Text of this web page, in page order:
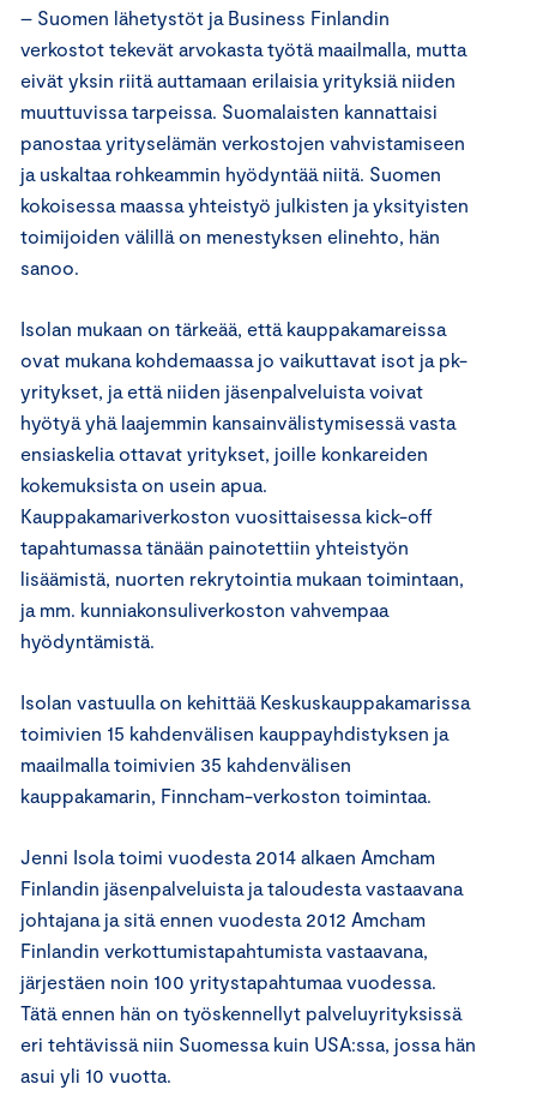
– Suomen lähetystöt ja Business Finlandin
verkostot tekevät arvokasta työtä maailmalla, mutta
eivät yksin riitä auttamaan erilaisia yrityksiä niiden
muuttuvissa tarpeissa. Suomalaisten kannattaisi
panostaa yrityselämän verkostojen vahvistamiseen
ja uskaltaa rohkeammin hyödyntää niitä. Suomen
kokoisessa maassa yhteistyö julkisten ja yksityisten
toimijoiden välillä on menestyksen elinehto, hän
sanoo.
Isolan mukaan on tärkeää, että kauppakamareissa
ovat mukana kohdemaassa jo vaikuttavat isot ja pk-
yritykset, ja että niiden jäsenpalveluista voivat
hyötyä yhä laajemmin kansainvälistymisessä vasta
ensiaskelia ottavat yritykset, joille konkareiden
kokemuksista on usein apua.
Kauppakamariverkoston vuosittaisessa kick-off
tapahtumassa tänään painotettiin yhteistyön
lisäämistä, nuorten rekrytointia mukaan toimintaan,
ja mm. kunniakonsuliverkoston vahvempaa
hyödyntämistä.
Isolan vastuulla on kehittää Keskuskauppakamarissa
toimivien 15 kahdenvälisen kauppayhdistyksen ja
maailmalla toimivien 35 kahdenvälisen
kauppakamarin, Finncham-verkoston toimintaa.
Jenni Isola toimi vuodesta 2014 alkaen Amcham
Finlandin jäsenpalveluista ja taloudesta vastaavana
johtajana ja sitä ennen vuodesta 2012 Amcham
Finlandin verkottumistapahtumista vastaavana,
järjestäen noin 100 yritystapahtumaa vuodessa.
Tätä ennen hän on työskennellyt palveluyrityksissä
eri tehtävissä niin Suomessa kuin USA:ssa, jossa hän
asui yli 10 vuotta.